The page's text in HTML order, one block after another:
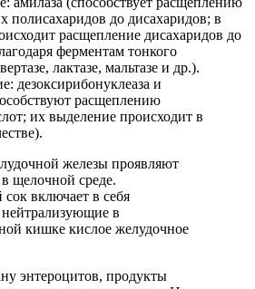
полисахаридов до дисахаридов; в
расщепление дисахаридов до
ферментам тонкого
лактазе, мальтазе и др.).
дезоксирибонуклеаза и
расщеплению
их выделение происходит в
железы проявляют
щелочной среде.
включает в себя
в
кишке кислое желудочное
энтероцитов, продукты